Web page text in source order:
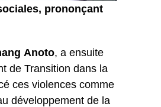
prononçant
Anoto, a ensuite
de Transition dans la
ces violences comme
développement de la